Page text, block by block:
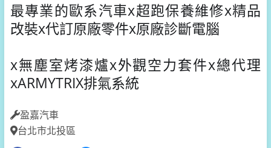
最專業的歐系汽車x超跑保養維修x精品
改裝x代訂原廠零件x原廠診斷電腦
x無塵室烤漆爐x外觀空力套件x總代理
xARMYTRIX排氣系統
盈嘉汽車
台北市北投區